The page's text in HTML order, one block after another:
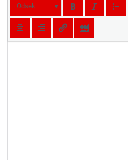
Odsek